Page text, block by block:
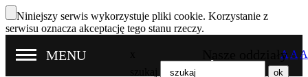
Niniejszy serwis wykorzystuje pliki cookie. Korzystanie z
serwisu oznacza akceptację tego stanu rzeczy.
Nasze oddziały
MENU A A A